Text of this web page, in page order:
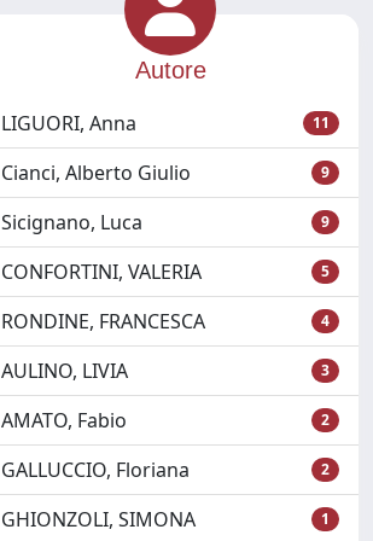
Autore
LIGUORI, Anna
11
Cianci, Alberto Giulio 9
Sicignano, Luca 9
CONFORTINI, VALERIA 5
RONDINE, FRANCESCA 4
AULINO, LIVIA 3
AMATO, Fabio 2
GALLUCCIO, Floriana 2
GHIONZOLI, SIMONA 1